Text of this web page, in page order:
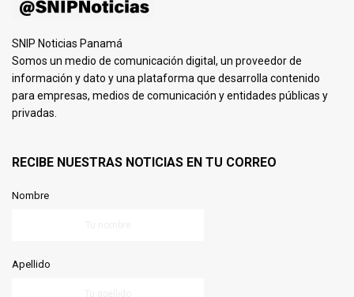
SNIP Noticias Panamá
Somos un medio de comunicación digital, un proveedor de
información y dato y una plataforma que desarrolla contenido
para empresas, medios de comunicación y entidades públicas y
privadas.
RECIBE NUESTRAS NOTICIAS EN TU CORREO
Nombre
Apellido